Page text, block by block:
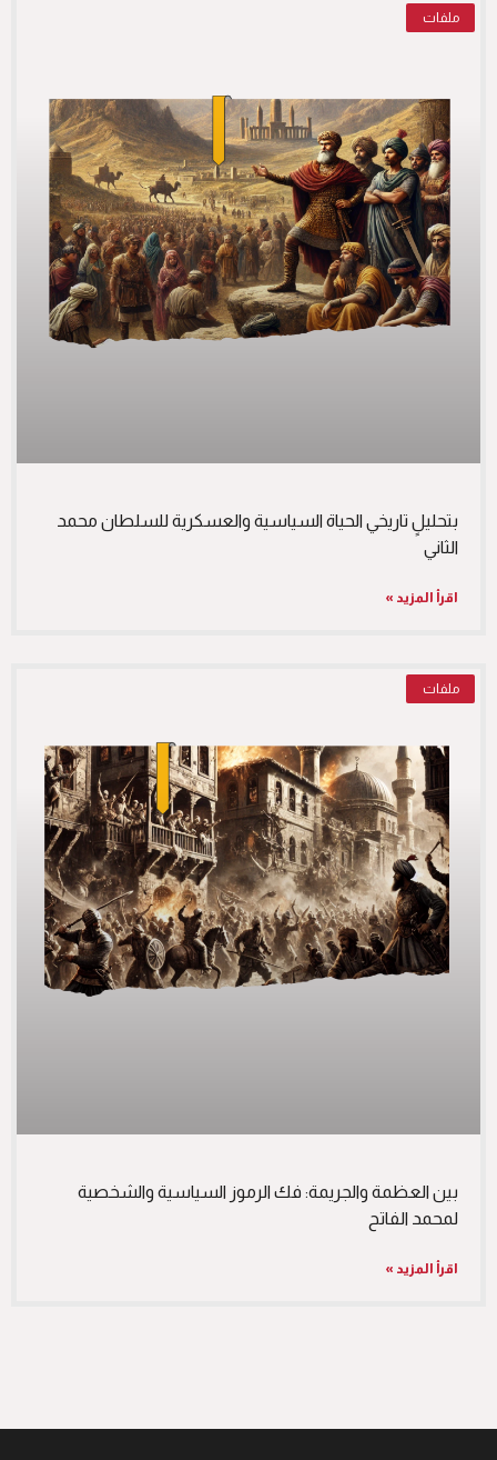
ملفات
بتحليلٍ تاريخي الحياة السياسية والعسكرية للسلطان محمد
الثاني
اقرأ المزيد »
ملفات
بين العظمة والجريمة: فك الرموز السياسية والشخصية
لمحمد الفاتح
اقرأ المزيد »